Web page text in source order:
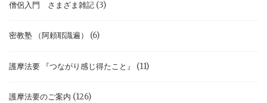
僧侶入門 さまざま雑記 (3)
密教塾 （阿頼耶識遍） (6)
護摩法要 『つながり感じ得たこと』 (11)
護摩法要のご案内 (126)